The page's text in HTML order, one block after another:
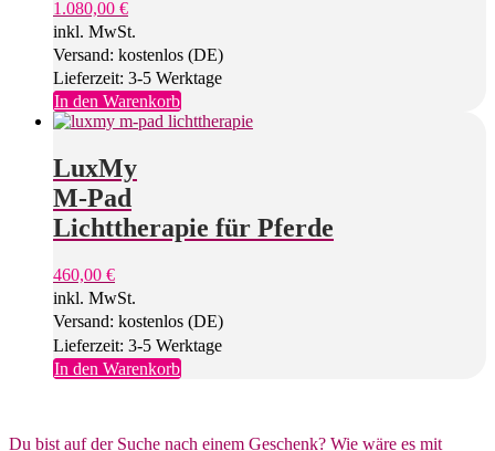
1.080,00 €
inkl. MwSt.
Versand: kostenlos (DE)
Lieferzeit: 3-5 Werktage
In den Warenkorb
LuxMy
M-Pad
Lichttherapie für Pferde
460,00 €
inkl. MwSt.
Versand: kostenlos (DE)
Lieferzeit: 3-5 Werktage
In den Warenkorb
Du bist auf der Suche nach einem Geschenk? Wie wäre es mit